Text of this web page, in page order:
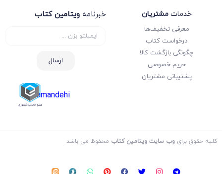
خدماتمشتریان
معرفی تخفیف‌ها
درخواست کتاب
چگونگی بازگشت کالا
حریم خصوصی
پشتیبانی مشتریان
خبرنامه ویتامین کتاب
ارسال
samandehi
کلیه حقوق برای وب سایت ویتامین کتاب محفوظ می باشد